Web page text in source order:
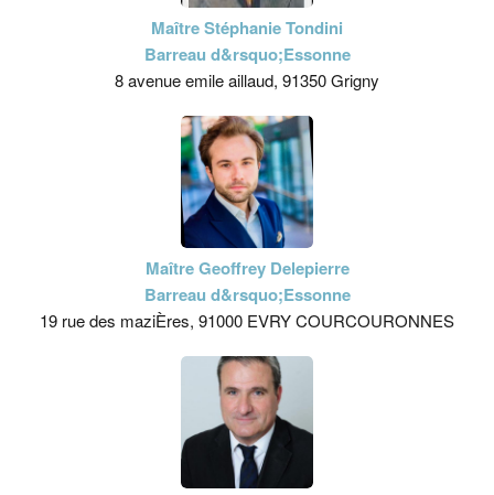
Maître Stéphanie Tondini
Barreau d&rsquo;Essonne
8 avenue emile aillaud, 91350 Grigny
Maître Geoffrey Delepierre
Barreau d&rsquo;Essonne
19 rue des maziÈres, 91000 EVRY COURCOURONNES